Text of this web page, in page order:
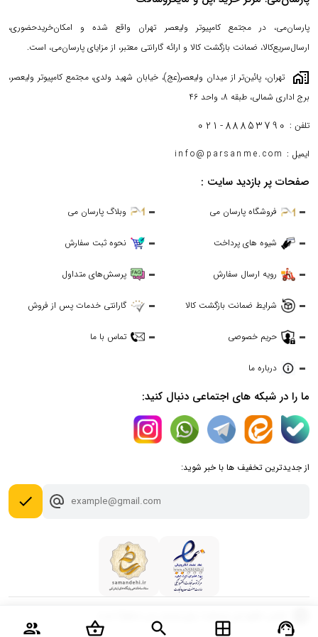
support_agent
window
search
shopping_basket
group
در کنار این دستگاه میتوانید از مجیک موس اپل نیز استفاده کنید و کار را
برای خودتان ساده‌ نمایید. برای پیدا کردن بهترین لوازم جانبی این مک
این محصولات مانند: مجیک کیبورد اپل، مبدل اپل، شارژر اپل و... در
پارسان می، مراجعه کنید و اگر دوست دارید همه این کالاها را بصورت
یکجا مشاهده کنید به صفحه
پارسان‌می، در مجتمع کامپیوتر ولیعصر تهران واقع شده و امکان‌خریدحضوری،
ارسال‌سریع‌کالا، ضمانت بازگشت کالا و ارائه گارانتی معتبر، از مزایای پارسان‌می، است.
maps_home_work
تهران، پائین‌تر از میدان ولیعصر(عج)، خیابان شهید ولدی، مجتمع کامپیوتر ولیعصر،
برج اداری شمالی، طبقه 8، واحد 46
تلفن : 021-88853790
ایمیل : info@parsanme.com
صفحات پر بازدید سایت :
فروشگاه پارسان می وبلاگ پارسان می
شیوه های پرداخت نحوه ثبت سفارش
رویه ارسال سفارش پرسش‌های متداول
شرایط ضمانت بازگشت کالا گارانتی خدمات پس از فروش
حریم خصوصی تماس با ما
درباره ما
ما را در شبکه های اجتماعی دنبال کنید:
از جدیدترین تخفیف ها با خبر شوید:
done